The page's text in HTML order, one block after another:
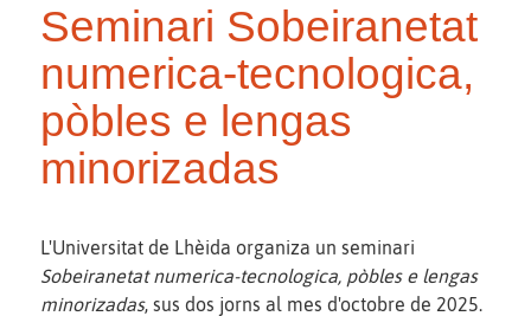
Seminari Sobeiranetat
numerica-tecnologica,
pòbles e lengas
minorizadas
L'Universitat de Lhèida organiza un seminari
Sobeiranetat numerica-tecnologica, pòbles e lengas
minorizadas, sus dos jorns al mes d'octobre de 2025.